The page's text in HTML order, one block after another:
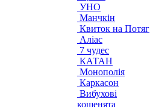
УНО
Манчкін
Квиток на Потяг
Аліас
7 чудес
КАТАН
Монополія
Каркасон
Вибухові
кошенята